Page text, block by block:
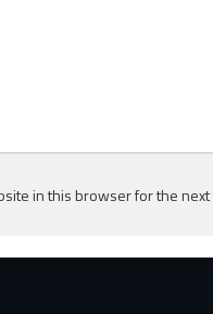
in this browser for the next